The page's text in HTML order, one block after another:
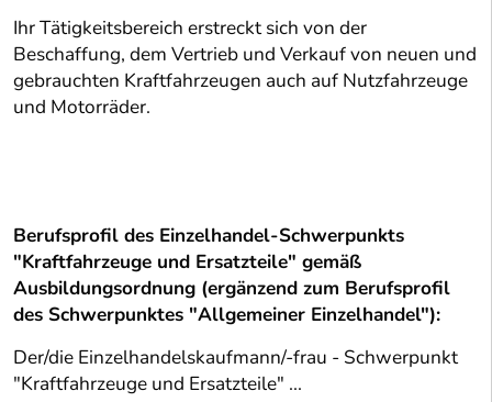
Ihr Tätigkeitsbereich erstreckt sich von der
Beschaffung, dem Vertrieb und Verkauf von neuen und
gebrauchten Kraftfahrzeugen auch auf Nutzfahrzeuge
und Motorräder.
Berufsprofil des Einzelhandel-Schwerpunkts
"Kraftfahrzeuge und Ersatzteile" gemäß
Ausbildungsordnung (ergänzend zum Berufsprofil
des Schwerpunktes "Allgemeiner Einzelhandel"):
Der/die Einzelhandelskaufmann/-frau - Schwerpunkt
"Kraftfahrzeuge und Ersatzteile" ...